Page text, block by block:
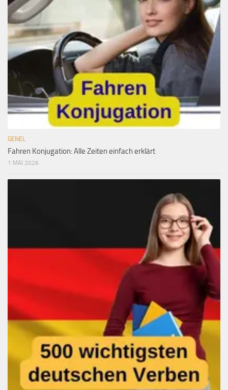
GENEL
Fahren Konjugation: Alle Zeiten einfach erklärt
1 MAI 2026